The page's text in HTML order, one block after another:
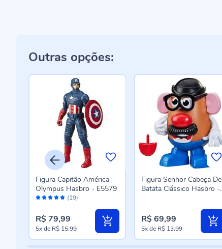
Outras opções:
Avaliação: (19)
Figura Capitão América
Olympus Hasbro - E5579
R$ 79,99
5xde R$ 15,99
Figura Senhor Cabeça De
Batata Clássico Hasbro -
R$ 69,99
5xde R$ 13,99